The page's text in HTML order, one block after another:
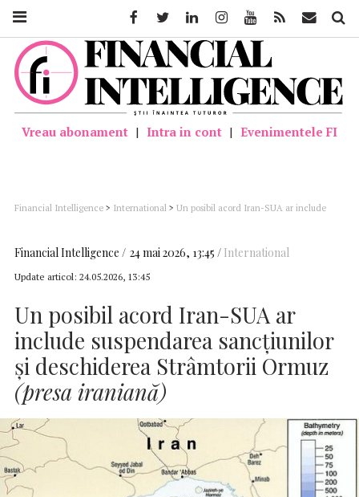
Vreau abonament | Intra in cont | Evenimentele FI
Financial Intelligence > International > Un posibil acord Iran-SUA ar include
Financial Intelligence 24 mai 2026, 13:45 International
Update articol: 24.05.2026, 13:45
Un posibil acord Iran-SUA ar
include suspendarea sancţiunilor
şi deschiderea Strâmtorii Ormuz
(presa iraniană)
FacebookTwitter LinkedinInstagramYoutube Feed Mail